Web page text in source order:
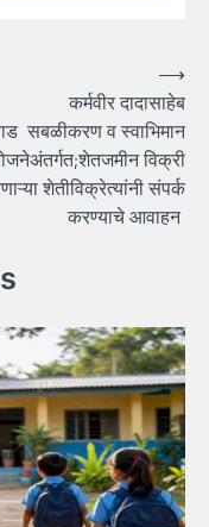
कर्मवीर दादासाहेब
सबळीकरण व स्वाभिमान
विक्री
शेतीविक्रेत्यांनी संपर्क
करण्याचे आवाहन
⟶